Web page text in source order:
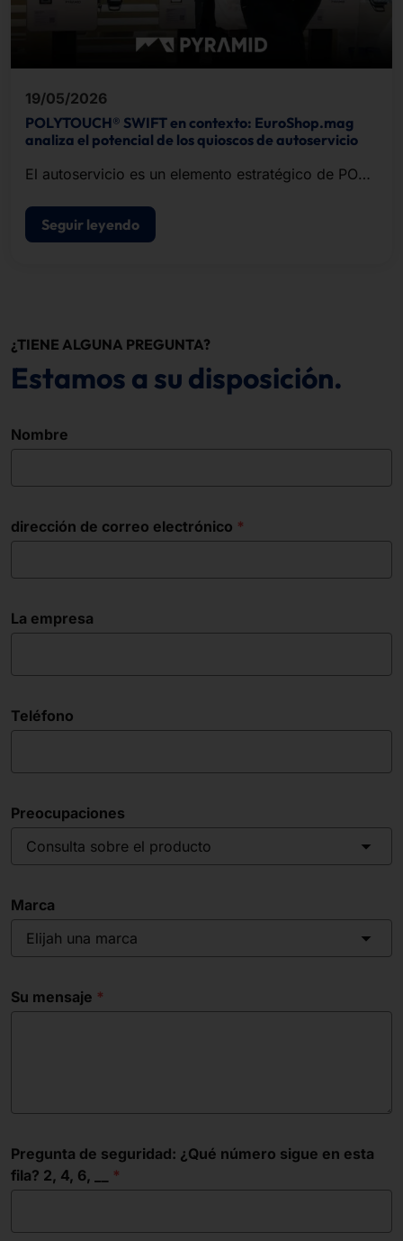
19/05/2026
POLYTOUCH® SWIFT en contexto: EuroShop.mag
analiza el potencial de los quioscos de autoservicio
El autoservicio es un elemento estratégico de POS
Seguir leyendo
¿TIENE ALGUNA PREGUNTA?
Estamos a su disposición.
Nombre
dirección de correo electrónico
La empresa
Teléfono
Preocupaciones
Consulta sobre el producto
Marca
Elijah una marca
Su mensaje
Pregunta de seguridad: ¿Qué número sigue en esta
fila? 2, 4, 6, __